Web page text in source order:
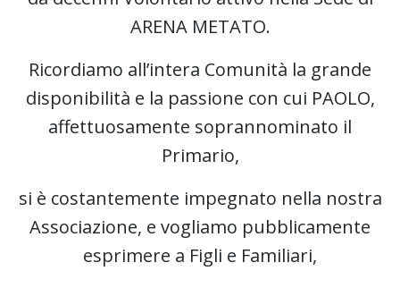
ARENA METATO.
Ricordiamo all’intera Comunità la grande
disponibilità e la passione con cui PAOLO,
affettuosamente soprannominato il
Primario,
si è costantemente impegnato nella nostra
Associazione, e vogliamo pubblicamente
esprimere a Figli e Familiari,